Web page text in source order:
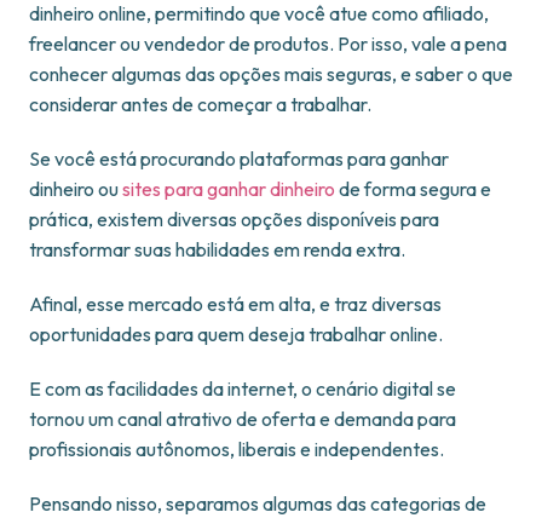
dinheiro online, permitindo que você atue como afiliado,
freelancer ou vendedor de produtos. Por isso, vale a pena
conhecer algumas das opções mais seguras, e saber o que
considerar antes de começar a trabalhar.
Se você está procurando plataformas para ganhar
dinheiro ousites para ganhar dinheiro de forma segura e
prática, existem diversas opções disponíveis para
transformar suas habilidades em renda extra.
Afinal, esse mercado está em alta, e traz diversas
oportunidades para quem deseja trabalhar online.
E com as facilidades da internet, o cenário digital se
tornou um canal atrativo de oferta e demanda para
profissionais autônomos, liberais e independentes.
Pensando nisso, separamos algumas das categorias de